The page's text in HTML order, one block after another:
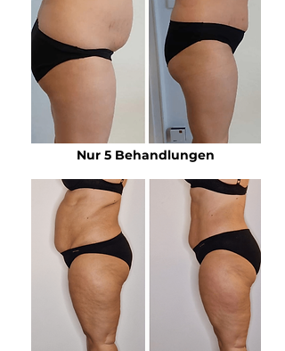
Nur 5 Behandlungen